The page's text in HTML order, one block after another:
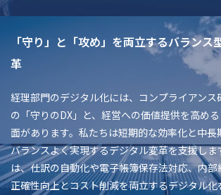
「守り」と「攻め」を両立するバランス
革
経理部門のデジタル化には、コンプライアン
の「守りのDX」と、経営への価値提供を高め
面があります。私たちは短期的な効率化と中長
バランスよく実現するデジタル変革を支援しま
は、仕訳の自動化や電子帳簿保存法対応、内
正確性向上とコスト削減を両立するデジタル